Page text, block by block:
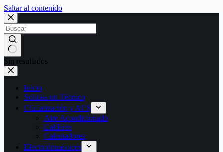
Saltar al contenido
Sin resultados
Inicio
Solicita un Técnico
Climatización y ACS
Aire Acondicionado
Calderas
Calentadores
Electrodomésticos